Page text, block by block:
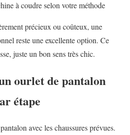
à coudre selon votre méthode
précieux ou coûteux, une
reste une excellente option. Ce
juste un bon sens très chic.
ourlet de pantalon
étape
avec les chaussures prévues.